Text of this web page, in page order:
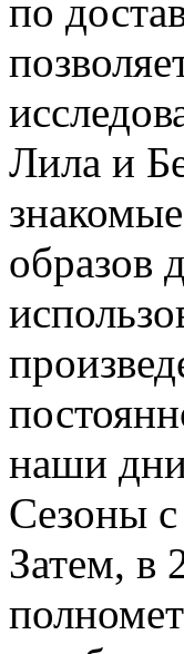
по
Лила и
образов
наши
Сезоны
Затем, в